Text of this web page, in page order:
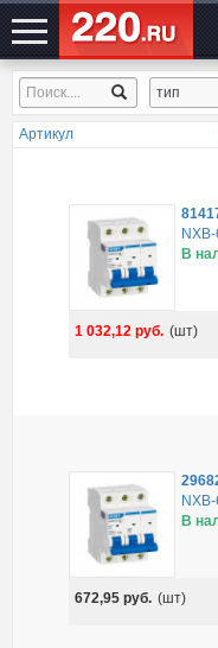
ЭЛЕКТРОСАЙТ№1 тип
Артикул
В
1 032,12руб. (шт)
В
672,95руб. (шт)